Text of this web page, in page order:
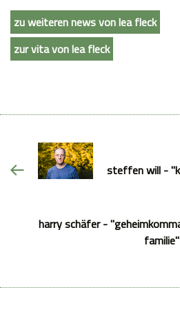
zu weiteren news von lea fleck
zur vita von lea fleck
steffen will -
harry schäfer -